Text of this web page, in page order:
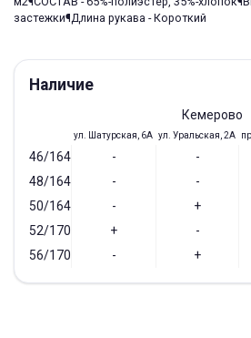
застежки¶Длина рукава - Короткий
Наличие
Кемерово
ул. Шатурская, 6А ул. Уральская, 2А
46/164 - -
48/164
- -
50/164
- +
52/170
+ -
56/170
- +